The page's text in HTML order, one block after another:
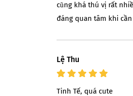
cũng khá thú vị rất
đáng quan tâm khi
Lệ Thu
Tinh Tế, quá cute